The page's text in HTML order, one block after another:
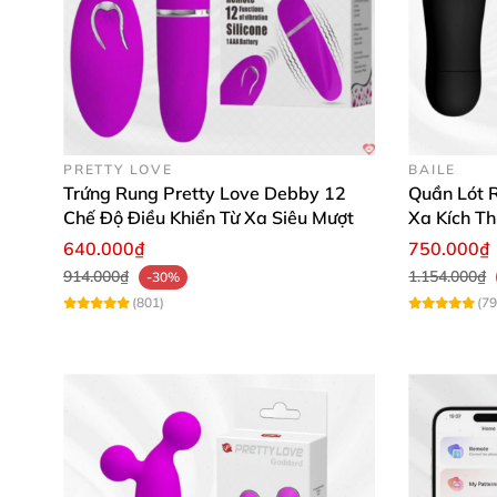
Đừng chần chừ nữa, hãy sở hữu ngay trứng
hôm nay để khám phá sự khác biệt đáng kinh
PRETTY LOVE
Trứng Rung Pretty Love Debby 12
Chế Độ Điều Khiển Từ Xa Siêu Mượt
640.000₫
914.000₫
-30%
(801)
BAILE
Quần Lót
Xa Kích
750.000₫
1.154.000₫